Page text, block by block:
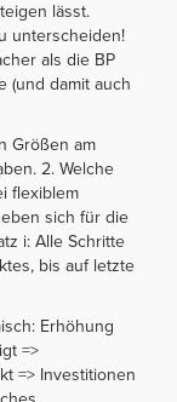
lässt.
unterscheiden!
als die BP
(und damit auch
Größen am
2. Welche
flexiblem
sich für die
i: Alle Schritte
bis auf letzte
Erhöhung
=>
=> Investitionen